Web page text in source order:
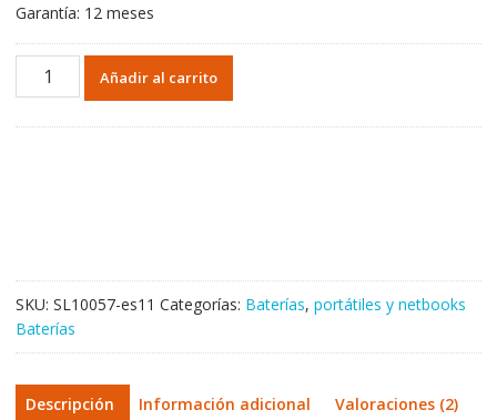
Garantía: 12 meses
Portátil
batería
Añadir al carrito
SKU: SL10057-es11 Categorías: Baterías, portátiles y netbooks
Baterías
Descripción Información adicional Valoraciones (2)